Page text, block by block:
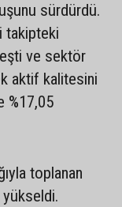
sürdürdü.
takipteki
ve sektör
aktif kalitesini
%17,05
toplanan
yükseldi.